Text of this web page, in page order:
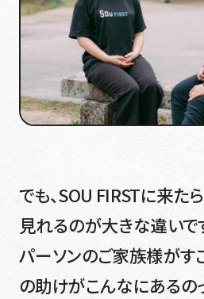
でも、SOU FIRSTに来た
見れるのが大きな違いで
パーソンのご家族様がす
の助けがこんなにあるの